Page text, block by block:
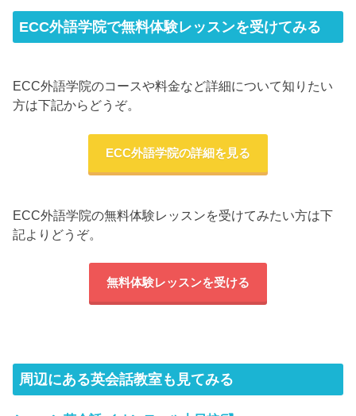
ECC外語学院で無料体験レッスンを受けてみる
ECC外語学院のコースや料金など詳細について知りたい
方は下記からどうぞ。
ECC外語学院の詳細を見る
ECC外語学院の無料体験レッスンを受けてみたい方は下
記よりどうぞ。
無料体験レッスンを受ける
周辺にある英会話教室も見てみる